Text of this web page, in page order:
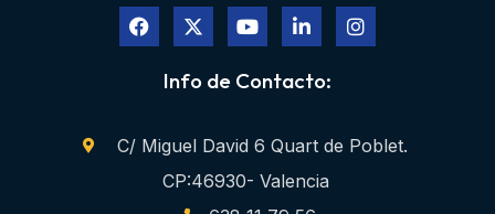
Info de Contacto:
C/ Miguel David 6 Quart de Poblet.
CP:46930- Valencia